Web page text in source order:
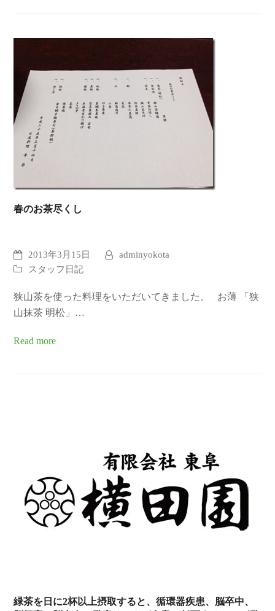
春のお茶尽くし
2013年3月15日
adminyokota
スタッフ日記
狭山茶を使った料理をいただいてきました。 お薄 「狭
山抹茶 明松」…
Read more
緑茶を日に2杯以上摂取すると、循環器疾患、脳卒中、